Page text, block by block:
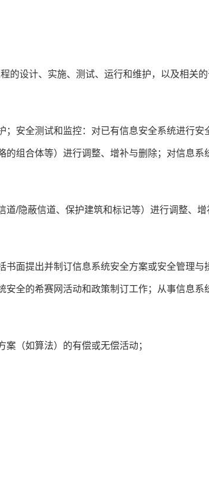
的设计、实施、测试、运行和维护，以及相关
安全测试和监控：对已有信息安全系统进行安
组合体等）进行调整、增补与删除；对信息系
/隐蔽信道、保护建筑和标记等）进行调整、增
面提出并制订信息系统安全方案或安全管理与
全的希赛网活动和政策制订工作；从事信息系
（如算法）的有偿或无偿活动；